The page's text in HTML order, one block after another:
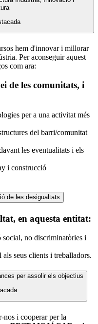
hem d'innovar i millorar
Per aconseguir aquest
com ara:
de les comunitats, i
per a una activitat més
del barri/comunitat
les eventualitats i els
i construcció
de les desigualtats
en aquesta entitat:
no discriminatòries i
seus clients i treballadors.
per assolir els objectius
nos i cooperar per la